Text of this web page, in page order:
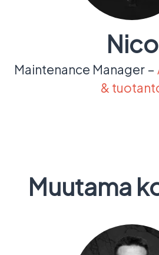
Nico
Maintenance Manager –
&
Muutama